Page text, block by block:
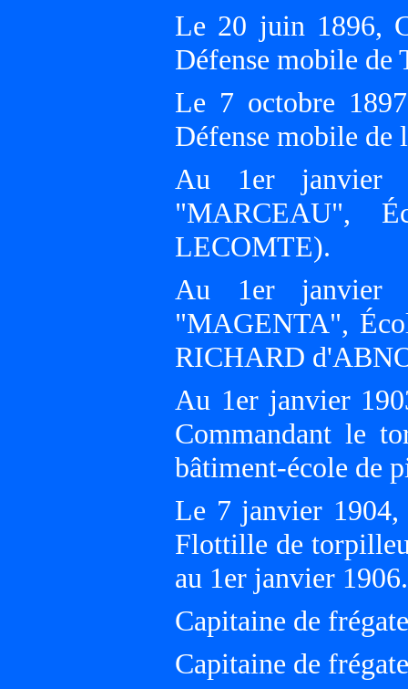
Le 20 juin 1896,
Défense mobile de
Le 7 octobre
Défense mobile de
Au 1er janvier
"MARCEAU",
LECOMTE).
Au 1er janvier
"MAGENTA",
RICHARD
Au 1er janvier
Commandant le
bâtiment-école de
Le 7 janvier 1904,
Flottille de
au 1er janvier 1906.
Capitaine de
Capitaine de